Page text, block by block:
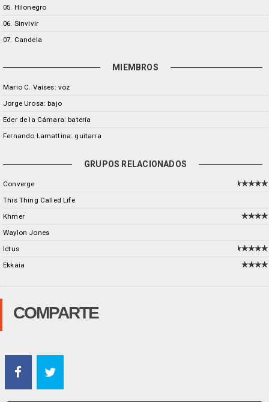
05. Hilonegro
06. Sinvivir
07. Candela
MIEMBROS
Mario C. Vaises: voz
Jorge Urosa: bajo
Eder de la Cámara: batería
Fernando Lamattina: guitarra
GRUPOS RELACIONADOS
Converge
This Thing Called Life
Khmer
Waylon Jones
Ictus
Ekkaia
COMPARTE